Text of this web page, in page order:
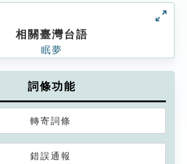
相關臺灣台語
眠夢
詞條功能
轉寄詞條
錯誤通報